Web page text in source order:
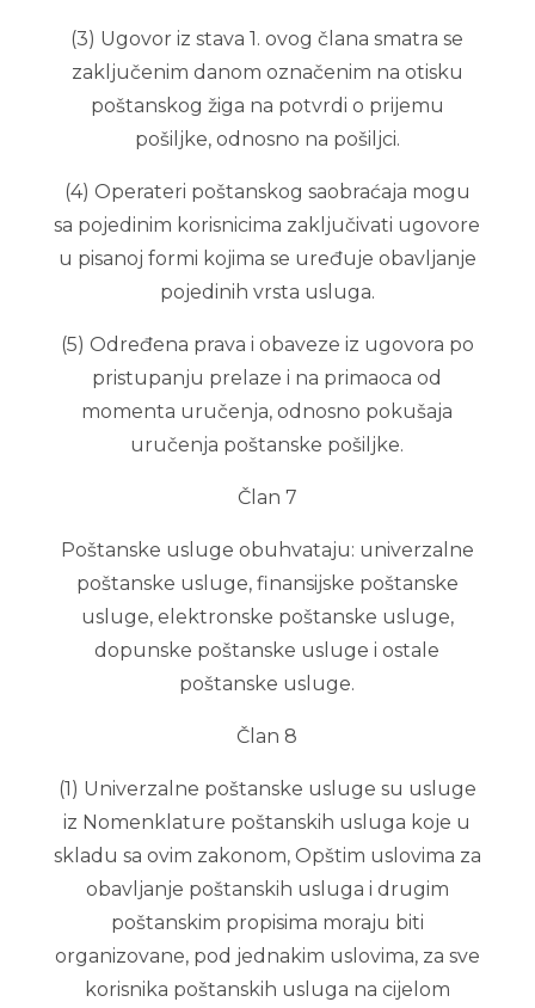
(3) Ugovor iz stava 1. ovog člana smatra se
zaključenim danom označenim na otisku
poštanskog žiga na potvrdi o prijemu
pošiljke, odnosno na pošiljci.
(4) Operateri poštanskog saobraćaja mogu
sa pojedinim korisnicima zaključivati ugovore
u pisanoj formi kojima se uređuje obavljanje
pojedinih vrsta usluga.
(5) Određena prava i obaveze iz ugovora po
pristupanju prelaze i na primaoca od
momenta uručenja, odnosno pokušaja
uručenja poštanske pošiljke.
Član 7
Poštanske usluge obuhvataju: univerzalne
poštanske usluge, finansijske poštanske
usluge, elektronske poštanske usluge,
dopunske poštanske usluge i ostale
poštanske usluge.
Član 8
(1) Univerzalne poštanske usluge su usluge
iz Nomenklature poštanskih usluga koje u
skladu sa ovim zakonom, Opštim uslovima za
obavljanje poštanskih usluga i drugim
poštanskim propisima moraju biti
organizovane, pod jednakim uslovima, za sve
korisnika poštanskih usluga na cijelom